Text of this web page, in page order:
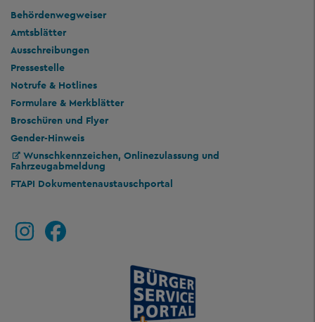
Behördenwegweiser
Amtsblätter
Ausschreibungen
Pressestelle
Notrufe & Hotlines
Formulare & Merkblätter
Broschüren und Flyer
Gender-Hinweis
Wunschkennzeichen, Onlinezulassung und
Fahrzeugabmeldung
FTAPI Dokumentenaustauschportal